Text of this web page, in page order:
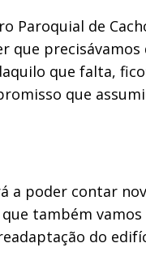
Paroquial de
que falta,
que
a poder contar
também
do